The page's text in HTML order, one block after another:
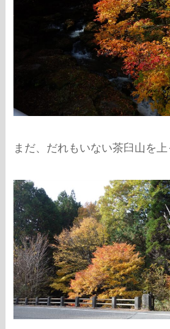
まだ、だれもいない茶臼山を上